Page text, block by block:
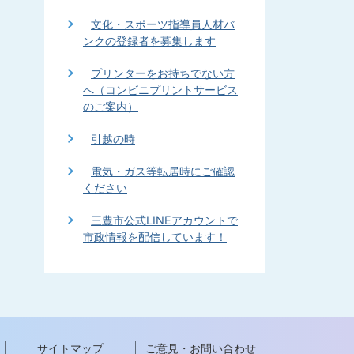
文化・スポーツ指導員人材バ
ンクの登録者を募集します
プリンターをお持ちでない方
へ（コンビニプリントサービス
のご案内）
引越の時
電気・ガス等転居時にご確認
ください
三豊市公式LINEアカウントで
市政情報を配信しています！
サイトマップ ご意見・お問い合わせ